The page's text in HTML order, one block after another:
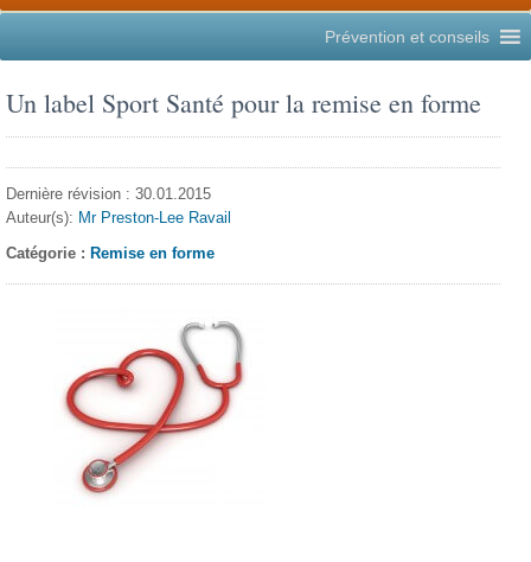
Prévention et conseils
Un label Sport Santé pour la remise en forme
Dernière révision : 30.01.2015
Auteur(s): Mr Preston-Lee Ravail
Catégorie : Remise en forme